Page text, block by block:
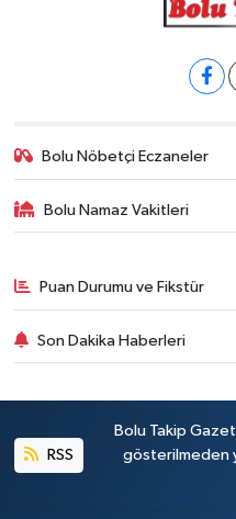
Bolu Nöbetçi Eczaneler
Bolu Namaz Vakitleri
Puan Durumu ve Fikstür
Son Dakika Haberleri
RSS
Bolu Takip
gösterilmeden